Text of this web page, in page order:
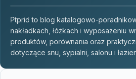
Ptprid to blog katalogowo-
nakładkach, łóżkach i wyposażeniu
produktów, porównania oraz
dotyczące snu, sypialni, salonu i